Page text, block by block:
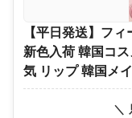
【平日発送】フ
新色入荷 韓国コ
気 リップ 韓国メ
＼